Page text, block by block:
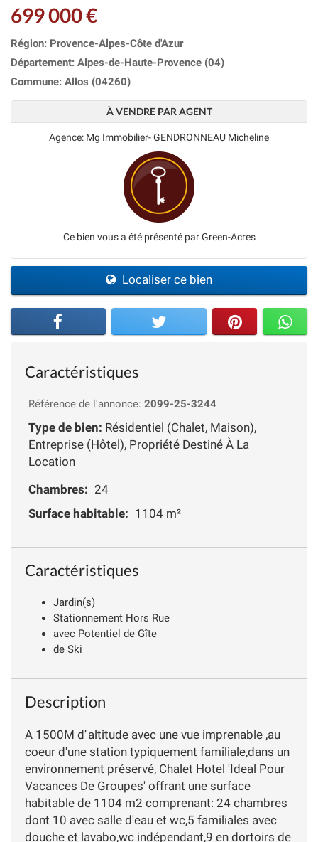
699 000 €
Région: Provence-Alpes-Côte d'Azur
Département: Alpes-de-Haute-Provence (04)
Commune: Allos (04260)
À VENDRE PAR AGENT
Agence: Mg Immobilier- GENDRONNEAU Micheline
Ce bien vous a été présenté par Green-Acres
Localiser ce bien
Caractéristiques
Référence de l'annonce: 2099-25-3244
Type de bien: Résidentiel (Chalet, Maison),
Entreprise (Hôtel), Propriété Destiné À La
Location
Chambres: 24
Surface habitable: 1104 m²
Caractéristiques
Jardin(s)
Stationnement Hors Rue
avec Potentiel de Gîte
de Ski
Description
A 1500M d''altitude avec une vue imprenable ,au
coeur d'une station typiquement familiale,dans un
environnement préservé, Chalet Hotel 'Ideal Pour
Vacances De Groupes' offrant une surface
habitable de 1104 m2 comprenant: 24 chambres
dont 10 avec salle d'eau et wc,5 familiales avec
douche et lavabo,wc indépendant,9 en dortoirs de